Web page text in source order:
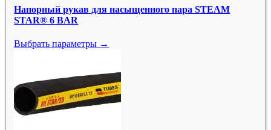
Напорный рукав для насыщенного пара STEAM
STAR® 6 BAR
Выбрать параметры →